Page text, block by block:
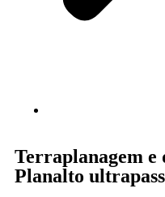
Terraplanagem e
Planalto